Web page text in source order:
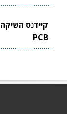
קיידנס
PCB